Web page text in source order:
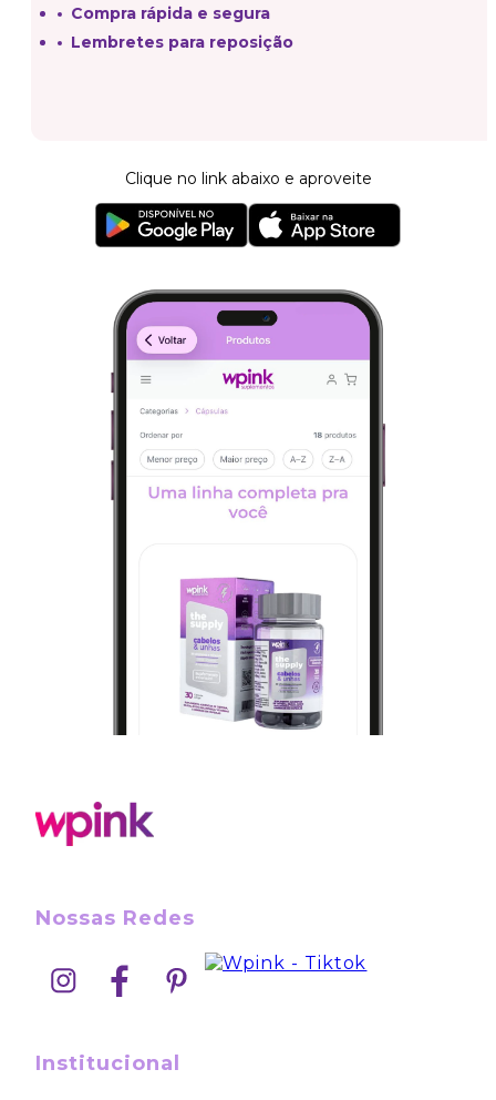
Compra rápida e segura
Lembretes para reposição
Clique no link abaixo e aproveite
Nossas Redes
Institucional